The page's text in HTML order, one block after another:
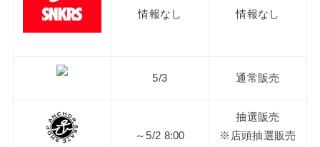
情報なし 情報なし
5/3 通常販売
～5/2 8:00
抽選販売
※店頭抽選販売